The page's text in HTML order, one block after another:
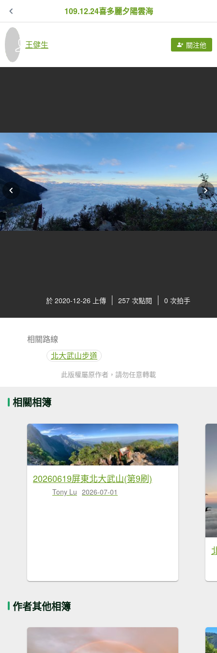
109.12.24喜多麗夕陽雲海
王健生 關注他
於 2020-12-26 上傳 257 次點閱 0 次拍手
相關路線
北大武山步道
此版權屬原作者，請勿任意轉載
相關相簿
20260619屏東北大武山(第9刷)
Tony Lu 2026-07-01
作者其他相簿